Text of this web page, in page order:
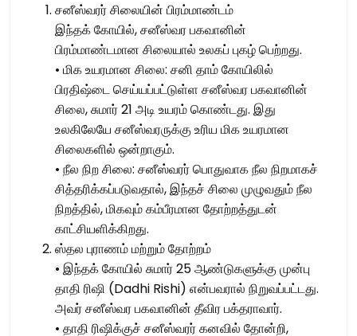
சனீஸ்வரர் சிலையின் பிரம்மாண்டம்
இந்தக் கோயில், சனீஸ்வர பகவானின்
பிரம்மாண்டமான சிலையால் உலகப் புகழ் பெற்றது.
• மிக உயரமான சிலை: சனி தாம் கோயிலில்
பிரதிஷ்டை செய்யப்பட்டுள்ள சனீஸ்வர பகவானின்
சிலை, சுமார் 21 அடி உயரம் கொண்டது. இது
உலகிலேயே சனீஸ்வரருக்கு உரிய மிக உயரமான
சிலைகளில் ஒன்றாகும்.
• நீல நிற சிலை: சனீஸ்வரர் பொதுவாக நீல நிறமாகச்
சித்தரிக்கப்படுவதால், இந்தச் சிலை முழுவதும் நீல
நிறத்தில், மிகவும் கம்பீரமான தோற்றத்துடன்
காட்சியளிக்கிறது.
ஸ்தல புராணம் மற்றும் தோற்றம்
• இந்தக் கோயில் சுமார் 25 ஆண்டுகளுக்கு முன்பு
தாதி ரிஷி (Dadhi Rishi) என்பவரால் நிறுவப்பட்டது.
அவர் சனீஸ்வர பகவானின் தீவிர பக்தராவார்.
• தாதி ரிஷிக்குச் சனீஸ்வரர் கனவில் தோன்றி,